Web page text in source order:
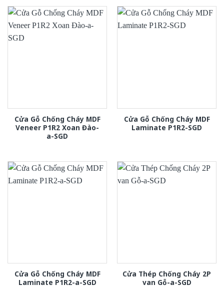
Cửa Gỗ Chống Cháy MDF
Veneer P1R2 Xoan Đào-
a-SGD
Cửa Gỗ Chống Cháy MDF
Laminate P1R2-SGD
Cửa Gỗ Chống Cháy MDF
Laminate P1R2-a-SGD
Cửa Thép Chống Cháy 2P
van Gỗ-a-SGD